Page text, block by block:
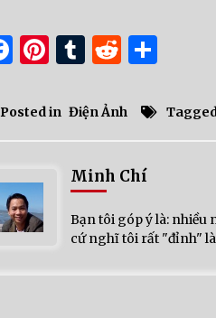
Facebook
Pinterest
Tumblr
Reddit
Posted in Điện Ảnh
Minh Chí
Bạn tôi góp ý là: nhiều
cứ nghĩ tôi rất "đỉnh" là